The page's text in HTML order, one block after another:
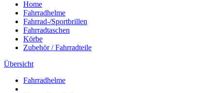
Home
Fahrradhelme
Fahrrad-/Sportbrillen
Fahrradtaschen
Körbe
Zubehör / Fahrradteile
Übersicht
Fahrradhelme